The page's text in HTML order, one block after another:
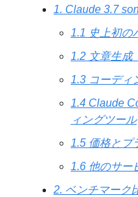
1. Claude 3.7
1.1 史上初の
1.2 文章生成
1.3 コーディ
1.4 Claude
ィングツール
1.5 価格とプ
1.6 他のサー
2. ベンチマーク